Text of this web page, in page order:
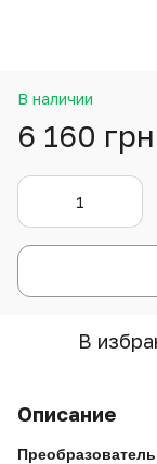
В наличии
6 160 грн
В
Описание